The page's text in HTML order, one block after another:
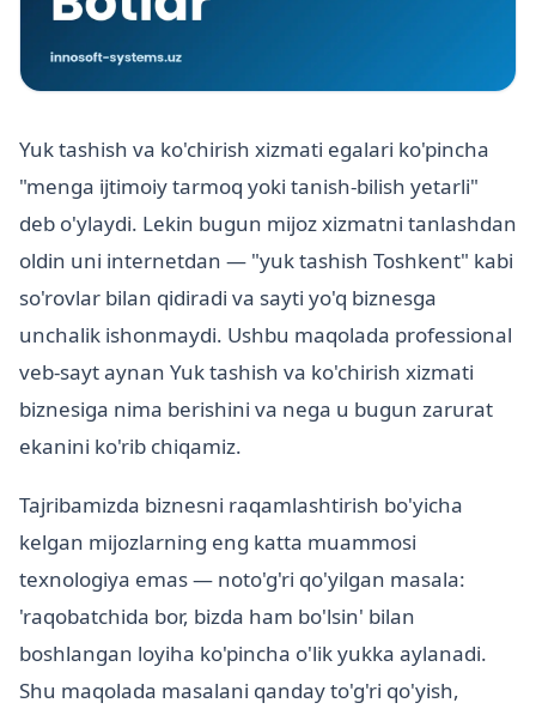
Yuk tashish va ko'chirish xizmati egalari ko'pincha
"menga ijtimoiy tarmoq yoki tanish-bilish yetarli"
deb o'ylaydi. Lekin bugun mijoz xizmatni tanlashdan
oldin uni internetdan — "yuk tashish Toshkent" kabi
so'rovlar bilan qidiradi va sayti yo'q biznesga
unchalik ishonmaydi. Ushbu maqolada professional
veb-sayt aynan Yuk tashish va ko'chirish xizmati
biznesiga nima berishini va nega u bugun zarurat
ekanini ko'rib chiqamiz.
Tajribamizda biznesni raqamlashtirish bo'yicha
kelgan mijozlarning eng katta muammosi
texnologiya emas — noto'g'ri qo'yilgan masala:
'raqobatchida bor, bizda ham bo'lsin' bilan
boshlangan loyiha ko'pincha o'lik yukka aylanadi.
Shu maqolada masalani qanday to'g'ri qo'yish,